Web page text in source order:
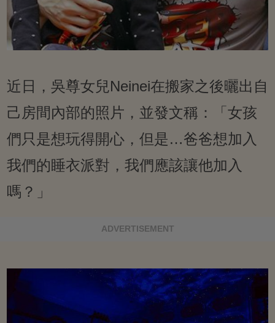
近日，吳尊女兒Neinei在搬家之後曬出自
己房間內部的照片，並發文稱：「女孩
們只是想玩得開心，但是…爸爸想加入
我們的睡衣派對，我們應該讓他加入
嗎？」
ADVERTISEMENT